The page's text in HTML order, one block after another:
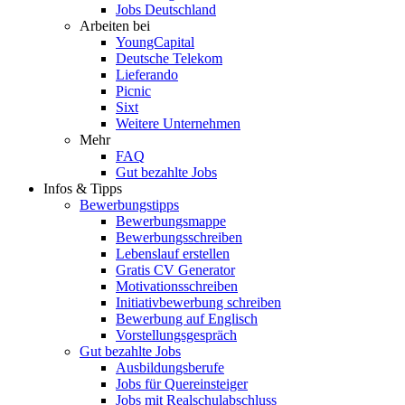
Jobs Deutschland
Arbeiten bei
YoungCapital
Deutsche Telekom
Lieferando
Picnic
Sixt
Weitere Unternehmen
Mehr
FAQ
Gut bezahlte Jobs
Infos & Tipps
Bewerbungstipps
Bewerbungsmappe
Bewerbungsschreiben
Lebenslauf erstellen
Gratis CV Generator
Motivationsschreiben
Initiativbewerbung schreiben
Bewerbung auf Englisch
Vorstellungsgespräch
Gut bezahlte Jobs
Ausbildungsberufe
Jobs für Quereinsteiger
Jobs mit Realschulabschluss